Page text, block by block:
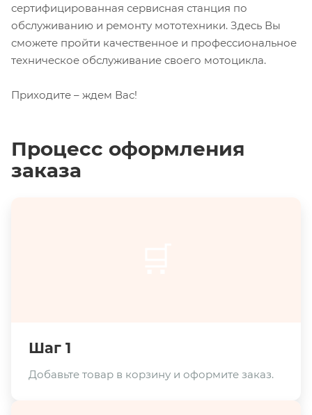
сертифицированная сервисная станция по
обслуживанию и ремонту мототехники. Здесь Вы
сможете пройти качественное и профессиональное
техническое обслуживание своего мотоцикла.
Приходите – ждем Вас!
Процесс оформления
заказа
Шаг 1
Добавьте товар в корзину и оформите заказ.